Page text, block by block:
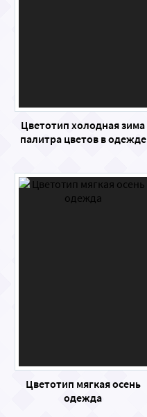
Цветотип холодная зима
палитра цветов в одежде
Цветотип мягкая осень
одежда